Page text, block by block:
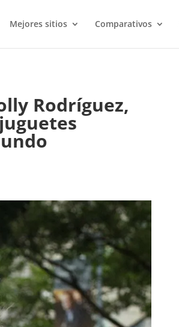
Mejores sitios Comparativos
Rodríguez,